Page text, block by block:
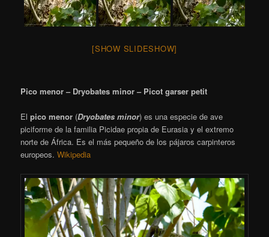
[SHOW SLIDESHOW]
Pico menor – Dryobates minor – Picot garser petit
Elpico menor (Dryobates minor) ​ es una especie de ave
piciforme de la familia Picidae propia de Eurasia y el extremo
norte de África. Es el más pequeño de los pájaros carpinteros
europeos.Wikipedia